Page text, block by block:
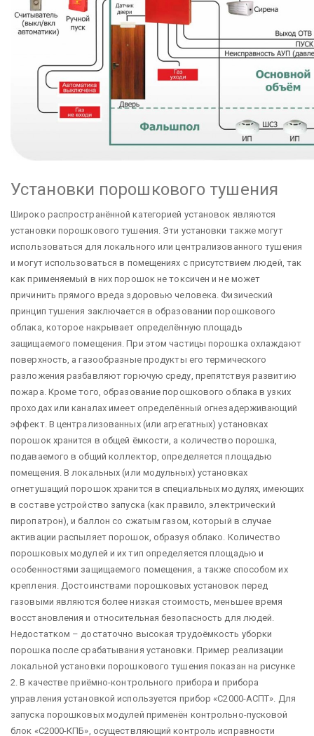
Установки порошкового тушения
Широко распространённой категорией установок являются
установки порошкового тушения. Эти установки также могут
использоваться для локального или централизованного тушения
и могут использоваться в помещениях с присутствием людей, так
как применяемый в них порошок не токсичен и не может
причинить прямого вреда здоровью человека. Физический
принцип тушения заключается в образовании порошкового
облака, которое накрывает определённую площадь
защищаемого помещения. При этом частицы порошка охлаждают
поверхность, а газообразные продукты его термического
разложения разбавляют горючую среду, препятствуя развитию
пожара. Кроме того, образование порошкового облака в узких
проходах или каналах имеет определённый огнезадерживающий
эффект. В централизованных (или агрегатных) установках
порошок хранится в общей ёмкости, а количество порошка,
подаваемого в общий коллектор, определяется площадью
помещения. В локальных (или модульных) установках
огнетушащий порошок хранится в специальных модулях, имеющих
в составе устройство запуска (как правило, электрический
пиропатрон), и баллон со сжатым газом, который в случае
активации распыляет порошок, образуя облако. Количество
порошковых модулей и их тип определяется площадью и
особенностями защищаемого помещения, а также способом их
крепления. Достоинствами порошковых установок перед
газовыми являются более низкая стоимость, меньшее время
восстановления и относительная безопасность для людей.
Недостатком – достаточно высокая трудоёмкость уборки
порошка после срабатывания установки. Пример реализации
локальной установки порошкового тушения показан на рисунке
2. В качестве приёмно-контрольного прибора и прибора
управления установкой используется прибор «С2000-АСПТ». Для
запуска порошковых модулей применён контрольно-пусковой
блок «С2000-КПБ», осуществляющий контроль исправности